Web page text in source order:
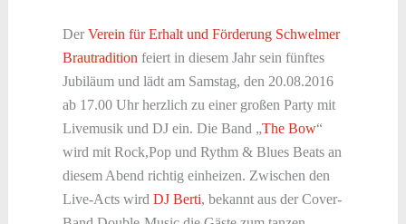
Der Verein für Erhalt und Förderung Schwelmer
Brautradition feiert in diesem Jahr sein fünftes
Jubiläum und lädt am Samstag, den 20.08.2016
ab 17.00 Uhr herzlich zu einer großen Party mit
Livemusik und DJ ein. Die Band „The Bow“
wird mit Rock,Pop und Rythm & Blues Beats an
diesem Abend richtig einheizen. Zwischen den
Live-Acts wird DJ Berti, bekannt aus der Cover-